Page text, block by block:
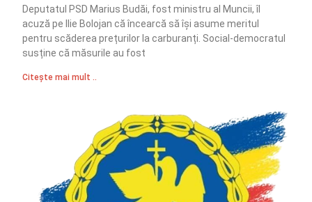
Deputatul PSD Marius Budăi, fost ministru al Muncii, îl
acuză pe Ilie Bolojan că încearcă să își asume meritul
pentru scăderea prețurilor la carburanți. Social-democratul
susține că măsurile au fost
Citește mai mult ..